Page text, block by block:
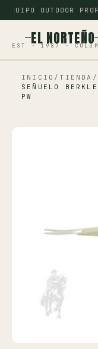
EQUIPO OUTDOOR
EL NORTEÑO
EST · 1987 ·
Inicio
Ver toda la tienda →
Contáctanos
INICIO / TIENDA /
SEÑUELO
PW